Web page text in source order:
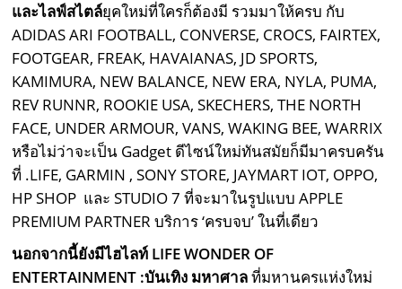
และไลฟ์สไตล์ยุคใหม่ที่ใครก็ต้องมี รวมมาให้ครบ กับ
ADIDAS ARI FOOTBALL, CONVERSE, CROCS, FAIRTEX,
FOOTGEAR, FREAK, HAVAIANAS, JD SPORTS,
KAMIMURA, NEW BALANCE, NEW ERA, NYLA, PUMA,
REV RUNNR, ROOKIE USA, SKECHERS, THE NORTH
FACE, UNDER ARMOUR, VANS, WAKING BEE, WARRIX
หรือไม่ว่าจะเป็น Gadget ดีไซน์ใหม่ทันสมัยก็มีมาครบครัน
ที่ .LIFE, GARMIN , SONY STORE, JAYMART IOT, OPPO,
HP SHOP และ STUDIO 7 ที่จะมาในรูปแบบ APPLE
PREMIUM PARTNER บริการ ‘ครบจบ’ ในที่เดียว
นอกจากนี้ยังมีไฮไลท์ LIFE WONDER OF
ENTERTAINMENT :บันเทิง มหาศาลที่มหานครแห่งใหม่